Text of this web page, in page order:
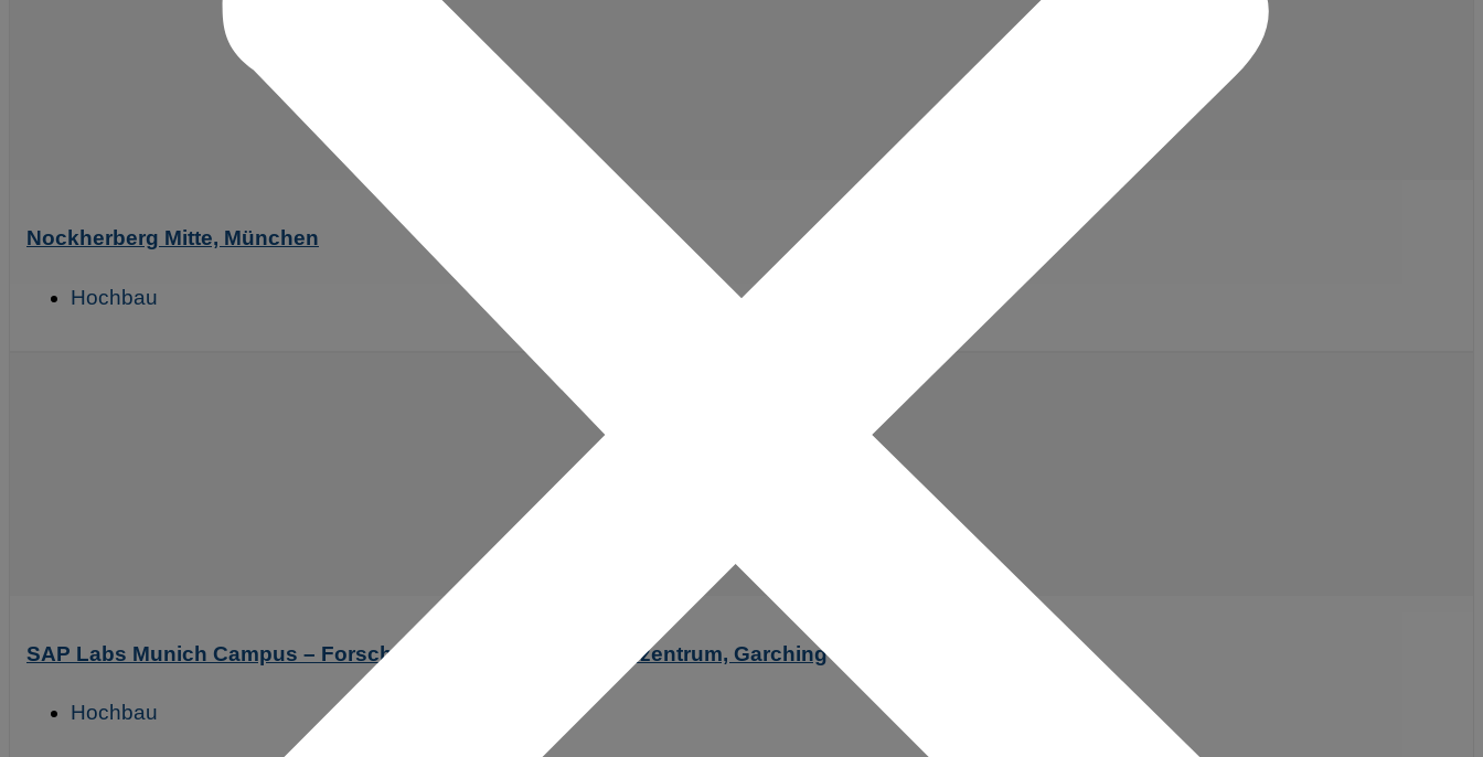
Nockherberg Mitte, München
Hochbau
SAP Labs Munich Campus – Forschungs- und Entwicklungszentrum, Garching
Hochbau